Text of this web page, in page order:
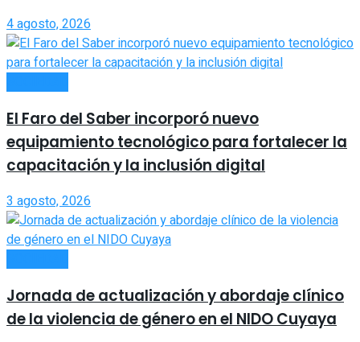
4 agosto, 2026
El Faro del Saber incorporó nuevo
equipamiento tecnológico para fortalecer la
capacitación y la inclusión digital
3 agosto, 2026
Jornada de actualización y abordaje clínico
de la violencia de género en el NIDO Cuyaya